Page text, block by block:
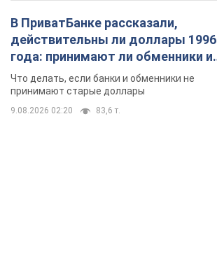
В ПриватБанке рассказали,
действительны ли доллары 1996
года: принимают ли обменники и
банки такие купюры
Что делать, если банки и обменники не
принимают старые доллары
9.08.2026 02:20 83,6 т.